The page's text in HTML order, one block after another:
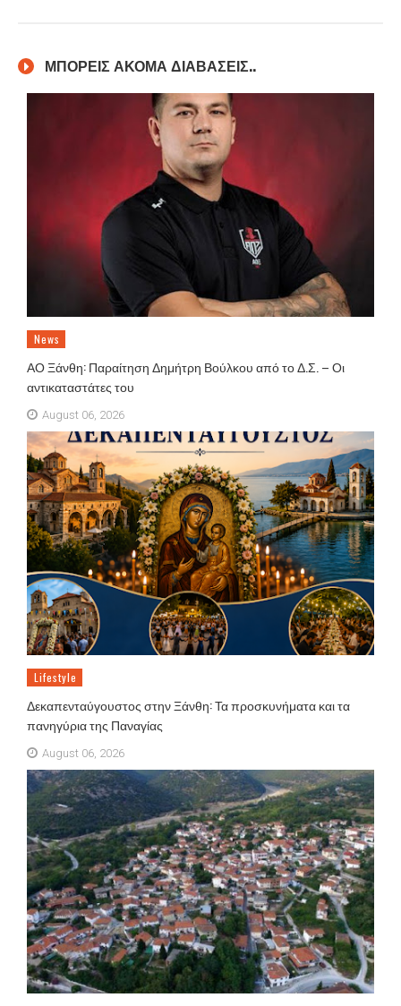
ΜΠΟΡΕΙΣ ΑΚΟΜΑ ΔΙΑΒΑΣΕΙΣ..
News
ΑΟ Ξάνθη: Παραίτηση Δημήτρη Βούλκου από το Δ.Σ. – Οι
αντικαταστάτες του
August 06, 2026
Lifestyle
Δεκαπενταύγουστος στην Ξάνθη: Τα προσκυνήματα και τα
πανηγύρια της Παναγίας
August 06, 2026